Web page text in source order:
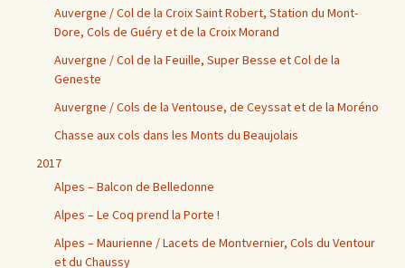
Auvergne / Col de la Croix Saint Robert, Station du Mont-
Dore, Cols de Guéry et de la Croix Morand
Auvergne / Col de la Feuille, Super Besse et Col de la
Geneste
Auvergne / Cols de la Ventouse, de Ceyssat et de la Moréno
Chasse aux cols dans les Monts du Beaujolais
2017
Alpes – Balcon de Belledonne
Alpes – Le Coq prend la Porte !
Alpes – Maurienne / Lacets de Montvernier, Cols du Ventour
et du Chaussy